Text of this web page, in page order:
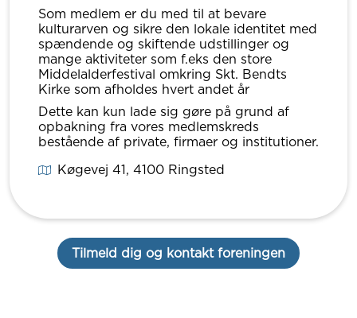
Som medlem er du med til at bevare
kulturarven og sikre den lokale identitet med
spændende og skiftende udstillinger og
mange aktiviteter som f.eks den store
Middelalderfestival omkring Skt. Bendts
Kirke som afholdes hvert andet år
Dette kan kun lade sig gøre på grund af
opbakning fra vores medlemskreds
bestående af private, firmaer og institutioner.
Køgevej 41, 4100Ringsted
Tilmeld dig og kontakt foreningen